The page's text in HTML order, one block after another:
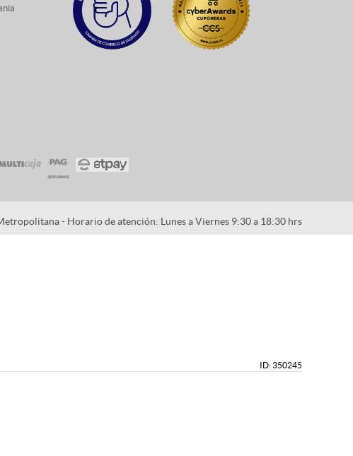
- Horario de atención: Lunes a Viernes 9:30 a 18:30 hrs
ID: 350245